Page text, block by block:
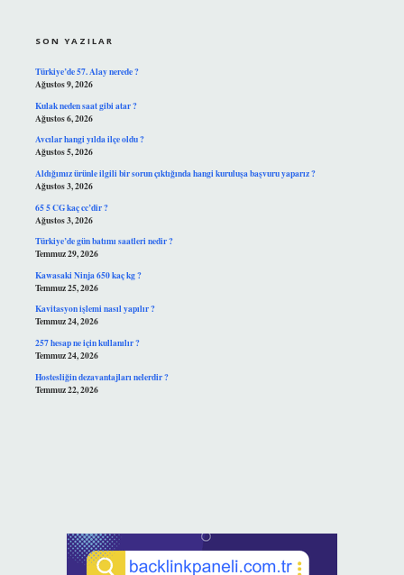
SON YAZILAR
Türkiye’de 57. Alay nerede ?
Ağustos 9, 2026
Kulak neden saat gibi atar ?
Ağustos 6, 2026
Avcılar hangi yılda ilçe oldu ?
Ağustos 5, 2026
Aldığımız ürünle ilgili bir sorun çıktığında hangi kuruluşa başvuru yaparız ?
Ağustos 3, 2026
65 5 CG kaç cc’dir ?
Ağustos 3, 2026
Türkiye’de gün batımı saatleri nedir ?
Temmuz 29, 2026
Kawasaki Ninja 650 kaç kg ?
Temmuz 25, 2026
Kavitasyon işlemi nasıl yapılır ?
Temmuz 24, 2026
257 hesap ne için kullanılır ?
Temmuz 24, 2026
Hostesliğin dezavantajları nelerdir ?
Temmuz 22, 2026